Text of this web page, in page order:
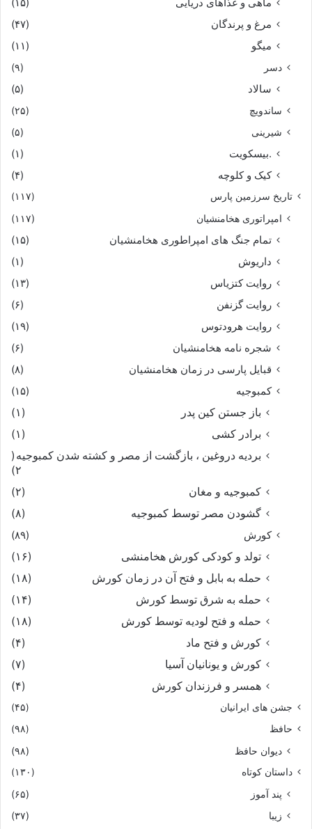
مرغ و پرندگان
(۴۷)
میگو
(۱۱)
دسر (۹)
سالاد (۵)
ساندویچ
(۲۵)
شیرینی
(۵)
.بیسکویت
(۱)
کیک و کلوچه
(۴)
تاریخ سرزمین پارس (۱۱۷)
امپراتوری هخامنشیان (۱۱۷)
تمام جنگ های امپراطوری هخامنشیان
(۱۵)
داریوش
(۱)
روایت کتزیاس
(۱۳)
روایت گزنفن
(۶)
روایت هرودتوس
(۱۹)
شجره نامه هخامنشیان
(۶)
قبایل پارسی در زمان هخامنشیان
(۸)
کمبوجیه
(۱۵)
باز جستن کین پدر
(۱)
برادر کشی
(۱)
بردیه دروغین ، بازگشت از مصر و کشته شدن کمبوجیه (
۲)
کمبوجیه و مغان
(۲)
گشودن مصر توسط کمبوجیه
(۸)
کورش
(۸۹)
تولد و کودکی کورش هخامنشی
(۱۶)
حمله به بابل و فتح آن در زمان کورش
(۱۸)
حمله به شرق توسط کورش
(۱۴)
حمله و فتح لودیه توسط کورش
(۱۸)
کورش و فتح ماد
(۴)
کورش و یونانیان آسیا
(۷)
همسر و فرزندان کورش
(۴)
جشن های ایرانیان
(۴۵)
حافظ
(۹۸)
دیوان حافظ (۹۸)
داستان کوتاه (۱۳۰)
پند آموز
(۶۵)
زیبا
(۳۷)